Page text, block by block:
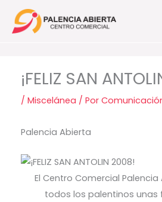
¡FELIZ SAN
/ Miscelánea / Por
Palencia Abierta
El Centro Comercial
todos los palentinos unas